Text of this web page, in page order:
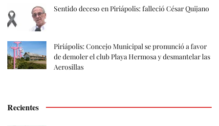
Sentido deceso en Piriápolis: falleció César Quijano
Piriápolis: Concejo Municipal se pronunció a favor
de demoler el club Playa Hermosa y desmantelar las
Aerosillas
Recientes